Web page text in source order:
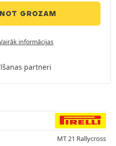
GROZAM
informācijas
partneri
MT 21 Rallycross